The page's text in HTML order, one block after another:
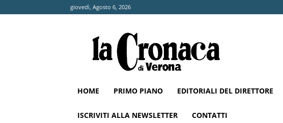
giovedì, Agosto 6, 2026
Cronaca
di
Verona
HOME PRIMO PIANO EDITORIALI DEL DIRETTORE
ISCRIVITI ALLA NEWSLETTER CONTATTI